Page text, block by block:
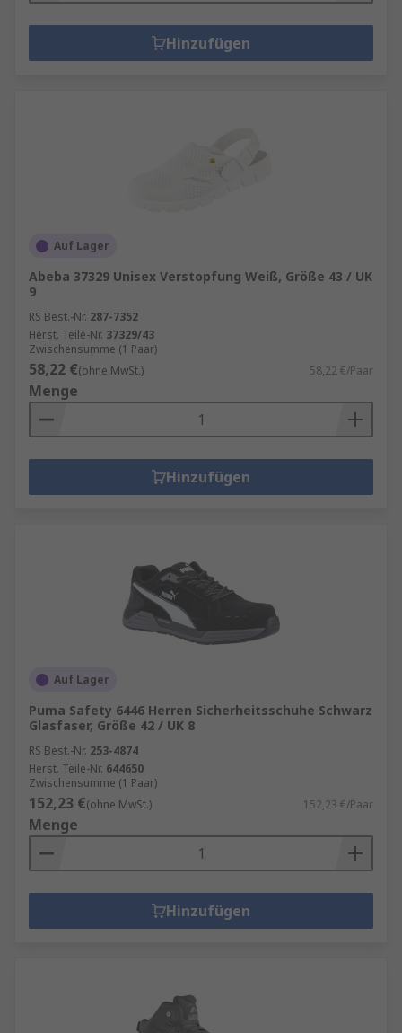
Hinzufügen
Auf Lager
Abeba 37329 Unisex Verstopfung Weiß, Größe 43 / UK
9
RS Best.-Nr. 287-7352
Herst. Teile-Nr. 37329/43
Zwischensumme (1 Paar)
58,22 €(ohne MwSt.) 58,22 €/Paar
Menge
Hinzufügen
Auf Lager
Puma Safety 6446 Herren Sicherheitsschuhe Schwarz
Glasfaser, Größe 42 / UK 8
RS Best.-Nr. 253-4874
Herst. Teile-Nr. 644650
Zwischensumme (1 Paar)
152,23 €(ohne MwSt.) 152,23 €/Paar
Menge
Hinzufügen